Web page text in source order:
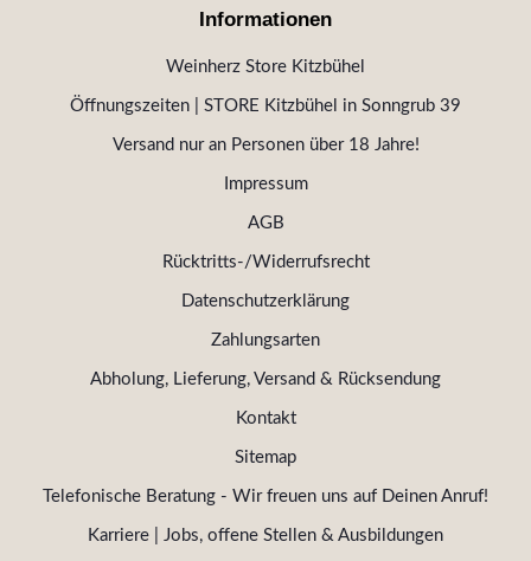
Informationen
Weinherz Store Kitzbühel
Öffnungszeiten | STORE Kitzbühel in Sonngrub 39
Versand nur an Personen über 18 Jahre!
Impressum
AGB
Rücktritts-/Widerrufsrecht
Datenschutzerklärung
Zahlungsarten
Abholung, Lieferung, Versand & Rücksendung
Kontakt
Sitemap
Telefonische Beratung - Wir freuen uns auf Deinen Anruf!
Karriere | Jobs, offene Stellen & Ausbildungen